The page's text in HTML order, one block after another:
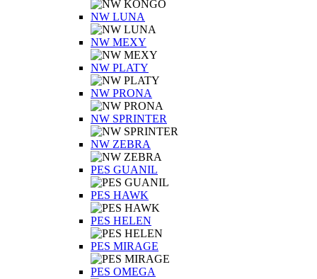
NW LUNA
NW MEXY
NW PLATY
NW PRONA
NW SPRINTER
NW ZEBRA
PES GUANIL
PES HAWK
PES HELEN
PES MIRAGE
PES OMEGA